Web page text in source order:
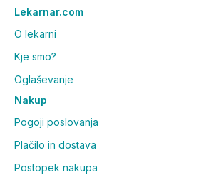
Lekarnar.com
O lekarni
Kje smo?
Oglaševanje
Nakup
Pogoji poslovanja
Plačilo in dostava
Postopek nakupa